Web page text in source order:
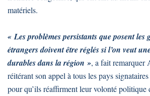
matériels.
« Les problèmes persistants que posent les
étrangers doivent être réglés si l’on veut
durables dans la région », a fait remarquer
réitérant son appel à tous les pays
pour qu’ils réaffirment leur volonté politique